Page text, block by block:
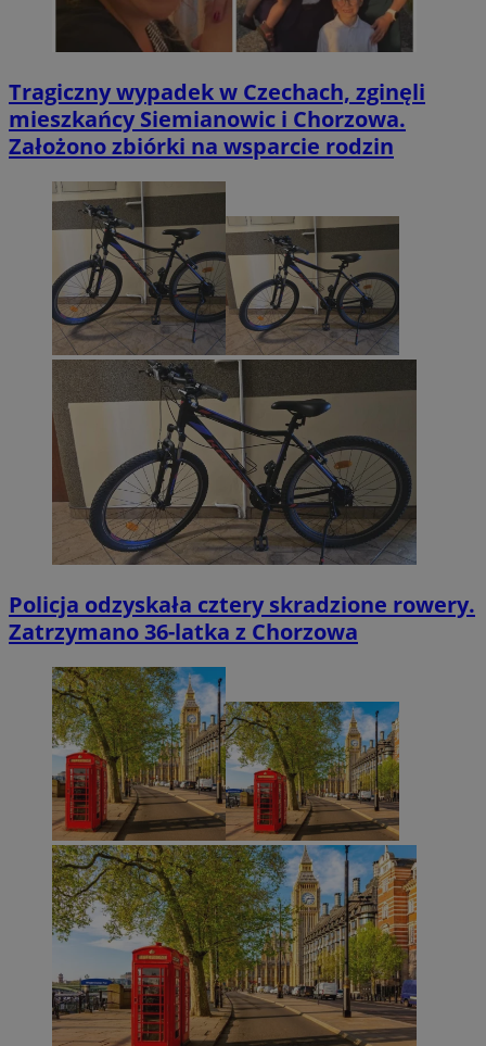
Tragiczny wypadek w Czechach, zginęli
mieszkańcy Siemianowic i Chorzowa.
Założono zbiórki na wsparcie rodzin
Policja odzyskała cztery skradzione rowery.
Zatrzymano 36-latka z Chorzowa